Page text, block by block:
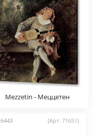
Mezzetin - Меццетен
6443 (Арт: 71651)